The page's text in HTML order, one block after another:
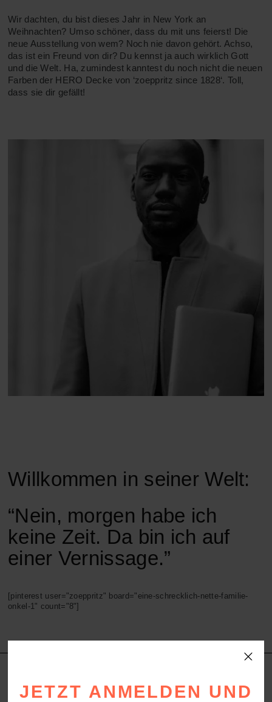
SALE
ACCESSOIRES
SALE
ACCESSOIRES
TOPS
HOSEN
Wir dachten, du bist dieses Jahr in New York an
Weihnachten? Umso schöner, dass du mit uns feierst! Die
neue Ausstellung von wem? Noch nie davon gehört. Achso,
das ist ein Freund von dir? Du kennst ja auch wirklich Gott
und die Welt. Ha, zumindest kanntest du noch nicht die neuen
Farben der HERO Decke von ‘zoeppritz since 1828‘. Toll,
dass sie dir gefällt!
Willkommen in seiner Welt:
“Nein, morgen habe ich
keine Zeit. Da bin ich auf
einer Vernissage.”
[pinterest user="zoeppritz" board="eine-schrecklich-nette-familie-
onkel-1" count="8"]
JETZT ANMELDEN UND